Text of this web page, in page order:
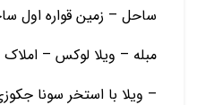
ساحل – زمین قواره اول
مبله – ویلا لوکس –
– ویلا با استخر سونا